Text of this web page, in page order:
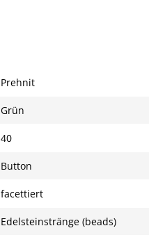
Prehnit
Grün
40
Button
facettiert
Edelsteinstränge (beads)